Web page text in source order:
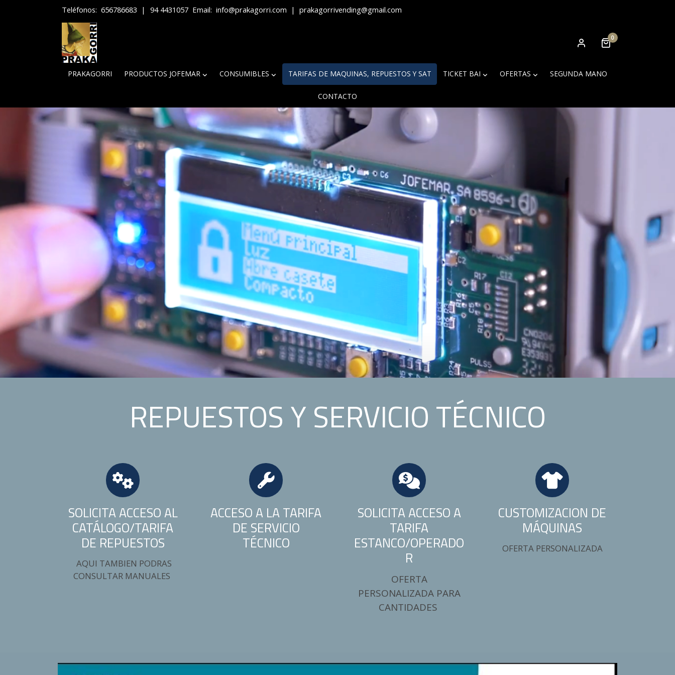
Teléfonos: 656786683 | 94 4431057 Email: info@prakagorri.com | prakagorrivending@gmail.com
0
PRAKAGORRI PRODUCTOS JOFEMAR CONSUMIBLES TARIFAS DE MAQUINAS, REPUESTOS Y SAT TICKET BAI OFERTAS SEGUNDA MANO
CONTACTO
REPUESTOS Y SERVICIO TÉCNICO
SOLICITA ACCESO AL
CATÁLOGO/TARIFA
DE REPUESTOS
AQUI TAMBIEN PODRAS
CONSULTAR MANUALES
ACCESO A LA TARIFA
DE SERVICIO
TÉCNICO
SOLICITA ACCESO A
TARIFA
ESTANCO/OPERADO
R
OFERTA
PERSONALIZADA PARA
CANTIDADES
CUSTOMIZACION DE
MÁQUINAS
OFERTA PERSONALIZADA